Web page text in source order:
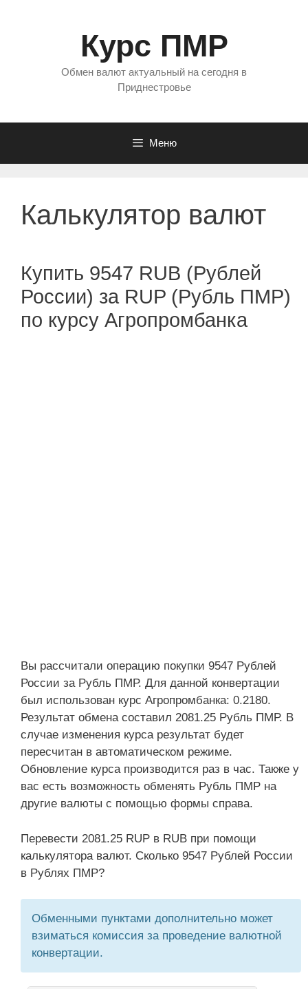
Курс ПМР
Обмен валют актуальный на сегодня в
Приднестровье
Меню
Калькулятор валют
Купить 9547 RUB (Рублей
России) за RUP (Рубль ПМР)
по курсу Агропромбанка
Вы рассчитали операцию покупки 9547 Рублей
России за Рубль ПМР. Для данной конвертации
был использован курс Агропромбанка: 0.2180.
Результат обмена составил 2081.25 Рубль ПМР. В
случае изменения курса результат будет
пересчитан в автоматическом режиме.
Обновление курса производится раз в час. Также у
вас есть возможность обменять Рубль ПМР на
другие валюты с помощью формы справа.
Перевести 2081.25 RUP в RUB при помощи
калькулятора валют. Сколько 9547 Рублей России
в Рублях ПМР?
Обменными пунктами дополнительно может
взиматься комиссия за проведение валютной
конвертации.